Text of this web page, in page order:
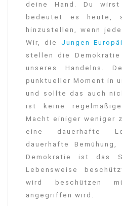
deine Hand. Du
bedeutet es heute,
hinzustellen, wenn
Wir, die
Jungen
stellen die
unseres Handelns.
punktueller Moment in
und sollte das auch
ist keine
Macht einiger weniger
eine dauerhafte
dauerhafte
Demokratie ist das
Lebensweise
wird beschützen
angegriffen wird.